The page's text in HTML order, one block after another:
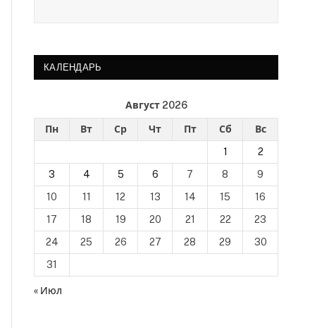
КАЛЕНДАРЬ
Август 2026
Пн Вт Ср Чт Пт Сб
Вс
1
2
3
4 5 6 7 8
9
10
11 12 13 14 15
16
17
18 19 20 21 22
23
24
25 26 27 28 29
30
31
« Июл